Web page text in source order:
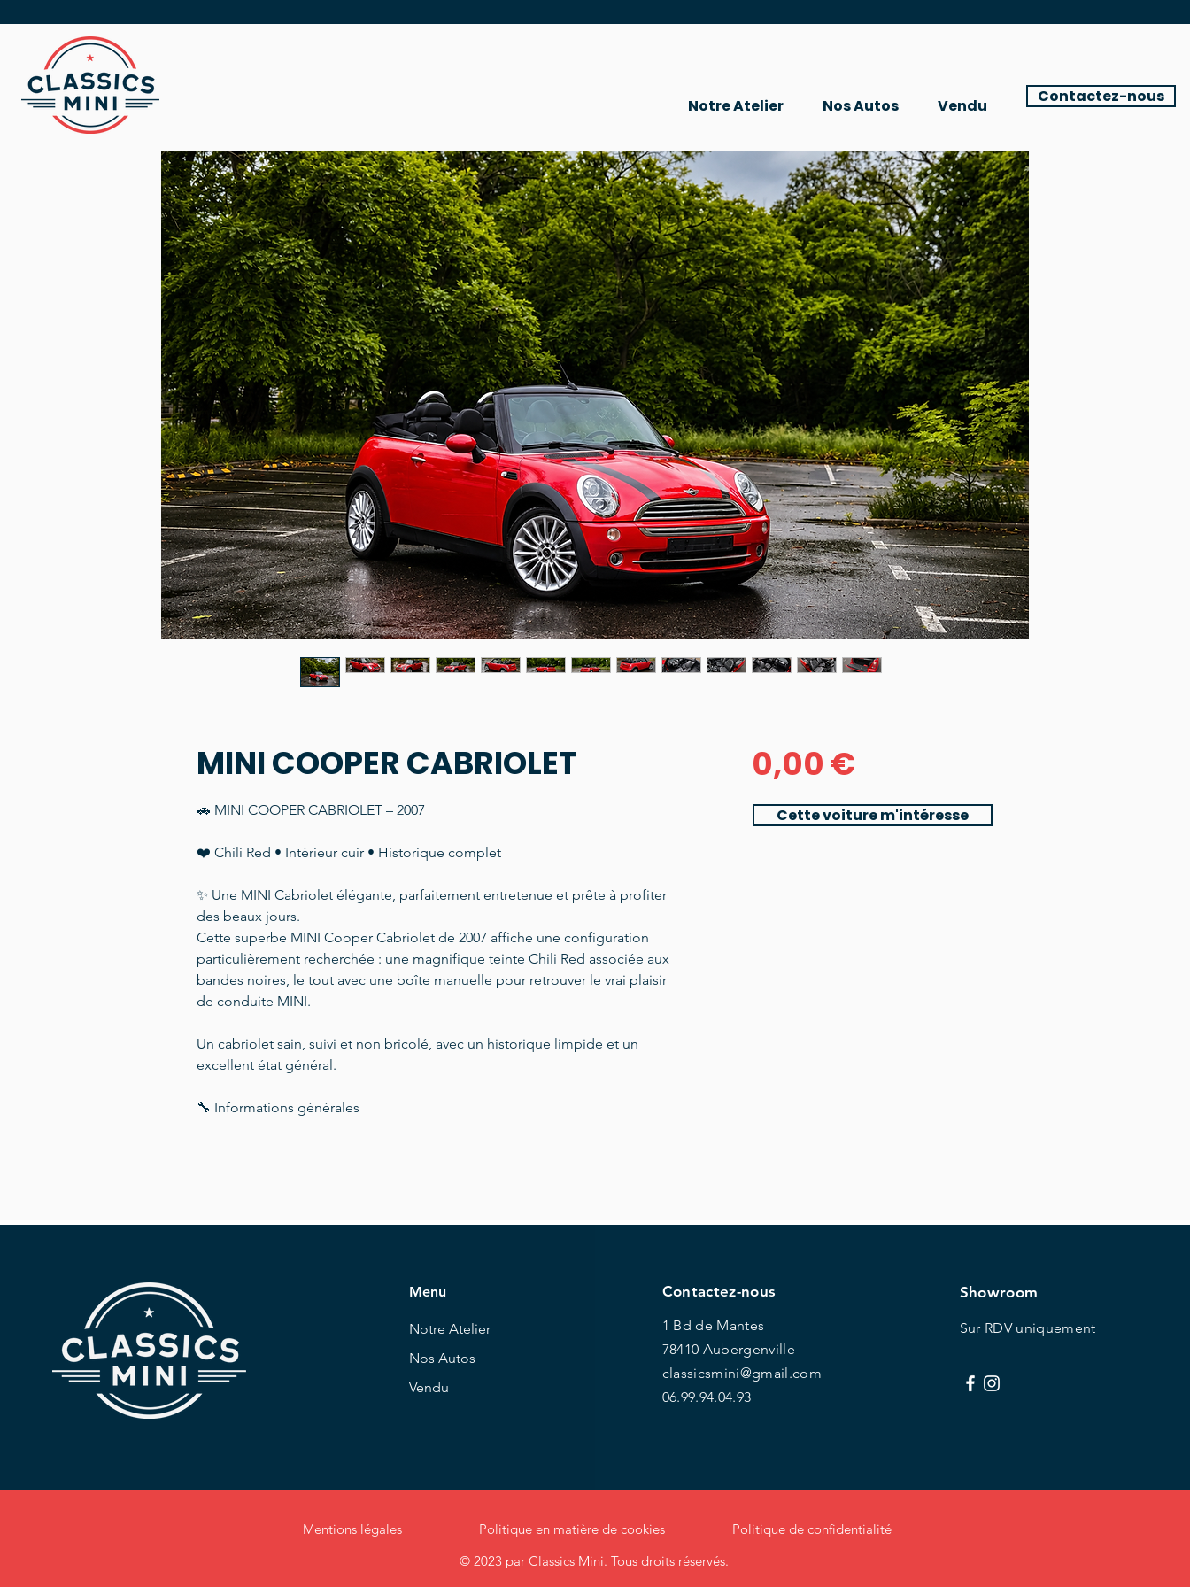
Notre Atelier Nos Autos Vendu Contactez-nous
MINI COOPER CABRIOLET
🚗 MINI COOPER CABRIOLET – 2007
❤️ Chili Red • Intérieur cuir • Historique complet
✨ Une MINI Cabriolet élégante, parfaitement entretenue et prête à profiter
des beaux jours.
Cette superbe MINI Cooper Cabriolet de 2007 affiche une configuration
particulièrement recherchée : une magnifique teinte Chili Red associée aux
bandes noires, le tout avec une boîte manuelle pour retrouver le vrai plaisir
de conduite MINI.
Un cabriolet sain, suivi et non bricolé, avec un historique limpide et un
excellent état général.
🔧 Informations générales
factures BMW/MINI ainsi que d’un rapport CarVertical fourni lors de la vente.
Les guides et documents d’origine sont également présents.
⭐ Équipements & options
✨ Phares Xénon
🖤 Sellerie cuir complète
🎶 Autoradio CD
📊 Ordinateur de bord
0,00 €Prix
Cette voiture m'intéresse
Menu
Notre Atelier
Nos Autos
Vendu
Contactez-nous
1 Bd de Mantes
78410 Aubergenville
classicsmini@gmail.com
06.99.94.04.93
Showroom
Sur RDV uniquement
Mentions légales Politique en matière de cookies Politique de confidentialité
© 2023 par Classics Mini. Tous droits réservés.